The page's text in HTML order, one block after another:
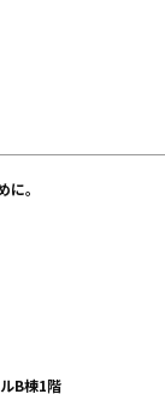
。
B棟1階